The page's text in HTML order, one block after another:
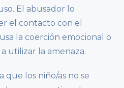
El abusador lo
el contacto con el
la coerción emocional o
utilizar la amenaza.
que los niño/as no se